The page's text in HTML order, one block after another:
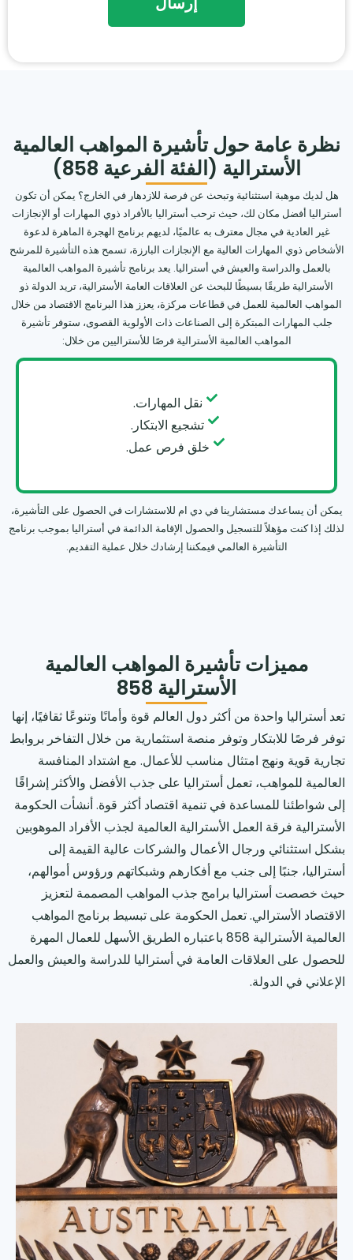
نظرة عامة حول تأشيرة المواهب العالمية
الأسترالية (الفئة الفرعية 858)
هل لديك موهبة استثنائية وتبحث عن فرصة للازدهار في الخارج؟ يمكن أن تكون
أستراليا أفضل مكان لك، حيث ترحب أستراليا بالأفراد ذوي المهارات أو الإنجازات
غير العادية في مجال معترف به عالميًا، لديهم برنامج الهجرة الماهرة لدعوة
الأشخاص ذوي المهارات العالية مع الإنجازات البارزة، تسمح هذه التأشيرة للمرشح
بالعمل والدراسة والعيش في أستراليا. يعد برنامج تأشيرة المواهب العالمية
الأسترالية طريقًا بسيطًا للبحث عن العلاقات العامة الأسترالية، تريد الدولة ذو
المواهب العالمية للعمل في قطاعات مركزة، يعزز هذا البرنامج الاقتصاد من خلال
جلب المهارات المبتكرة إلى الصناعات ذات الأولوية القصوى، ستوفر تأشيرة
المواهب العالمية الأسترالية فرصًا للأستراليين من خلال:
نقل المهارات.
تشجيع الابتكار.
خلق فرص عمل.
يمكن أن يساعدك مستشارينا في دي ام للاستشارات في الحصول على التأشيرة،
لذلك إذا كنت مؤهلاً للتسجيل والحصول الإقامة الدائمة في أستراليا بموجب برنامج
التأشيرة العالمي فيمكننا إرشادك خلال عملية التقديم.
مميزات تأشيرة المواهب العالمية
الأسترالية 858
تعد أستراليا واحدة من أكثر دول العالم قوة وأمانًا وتنوعًا ثقافيًا، إنها
توفر فرصًا للابتكار وتوفر منصة استثمارية من خلال التفاخر بروابط
تجارية قوية ونهج امتثال مناسب للأعمال. مع اشتداد المنافسة
العالمية للمواهب، تعمل أستراليا على جذب الأفضل والأكثر إشراقًا
إلى شواطئنا للمساعدة في تنمية اقتصاد أكثر قوة. أنشأت الحكومة
الأسترالية فرقة العمل الأسترالية العالمية لجذب الأفراد الموهوبين
بشكل استثنائي ورجال الأعمال والشركات عالية القيمة إلى
أستراليا، جنبًا إلى جنب مع أفكارهم وشبكاتهم ورؤوس أموالهم،
حيث خصصت أستراليا برامج جذب المواهب المصممة لتعزيز
الاقتصاد الأسترالي. تعمل الحكومة على تبسيط برنامج المواهب
العالمية الأسترالية 858 باعتباره الطريق الأسهل للعمال المهرة
للحصول على العلاقات العامة في أستراليا للدراسة والعيش والعمل
الإعلاني في الدولة.